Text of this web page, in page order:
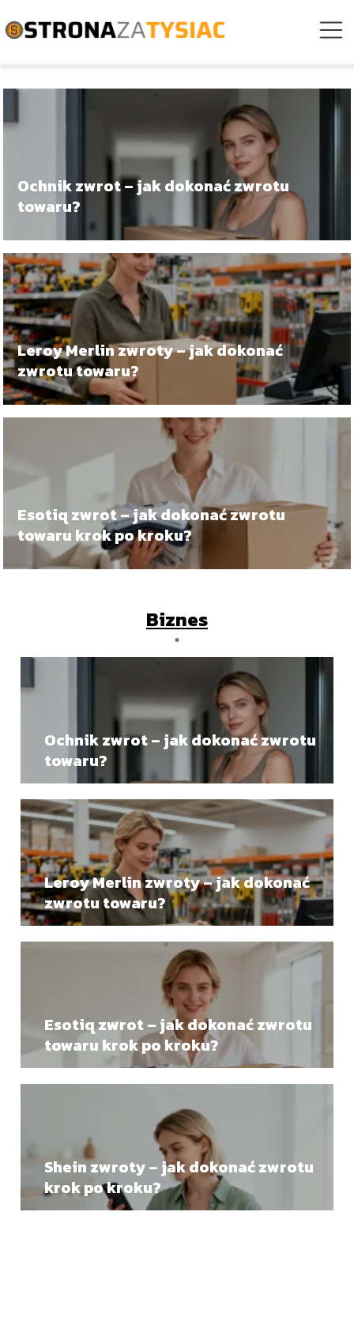
Ochnik zwrot – jak dokonać zwrotu
towaru?
Leroy Merlin zwroty – jak dokonać
zwrotu towaru?
Esotiq zwrot – jak dokonać zwrotu
towaru krok po kroku?
Biznes
Ochnik zwrot – jak dokonać zwrotu
towaru?
Leroy Merlin zwroty – jak dokonać
zwrotu towaru?
Esotiq zwrot – jak dokonać zwrotu
towaru krok po kroku?
Shein zwroty – jak dokonać zwrotu
krok po kroku?